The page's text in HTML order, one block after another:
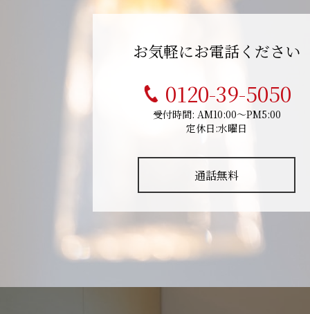
お気軽にお電話ください
0120-39-5050
受付時間: AM10:00～PM5:00
定休日:水曜日
通話無料